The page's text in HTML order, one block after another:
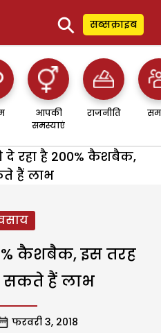
⚲ सब्सक्राइब
आपकी
समस्याएं
राजनीति
दे रहा है 200% कैशबैक,
हैं लाभ
कैशबैक, इस तरह
सकते हैं लाभ
फरवरी 3, 2018